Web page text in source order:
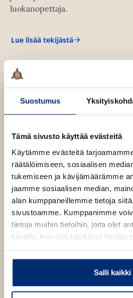
Suostumus
Tämä sivusto käyttää evästeitä
Käytämme evästeitä
räätälöimiseen, sosiaalisen
tukemiseen ja kävijämäärämme
jaamme sosiaalisen median,
alan kumppaneillemme tietoja
sivustoamme. Kumppanimme
tietoja muihin tietoihin, joita olet
kerätty, kun olet käyttänyt heidän
Salli kaikki
u
e
n
v
l
e
t
luokanopettaja.
Lue lisää tekijästä
E
n
s
w
n